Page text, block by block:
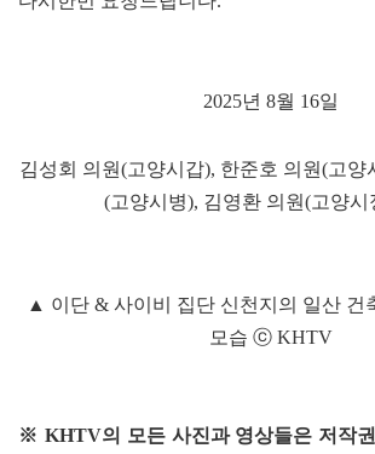
2025년 8월 16일
김성회 의원(고양시갑), 한준호 의원(고양
(고양시병), 김영환 의원(고양시
▲ 이단 & 사이비 집단 신천지의 일산 건
모습 ⓒ KHTV
※ KHTV의 모든 사진과 영상들은 저작